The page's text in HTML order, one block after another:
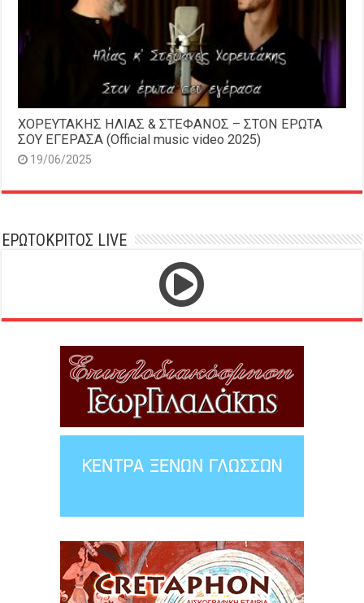
ΧΟΡΕΥΤΑΚΗΣ ΗΛΙΑΣ & ΣΤΕΦΑΝΟΣ – ΣΤΟΝ ΕΡΩΤΑ
ΣΟΥ ΕΓΕΡΑΣΑ (Official music video 2025)
19/06/2025
ΕΡΩΤΟΚΡΙΤΟΣ LIVE